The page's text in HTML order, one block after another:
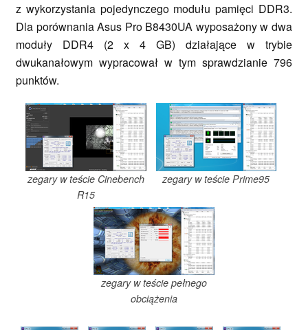
z wykorzystania pojedynczego modułu pamięci DDR3.
Dla porównania Asus Pro B8430UA wyposażony w dwa
moduły DDR4 (2 x 4 GB) działające w trybie
dwukanałowym wypracował w tym sprawdzianie 796
punktów.
zegary w teście Cinebench
R15
zegary w teście Prime95
zegary w teście pełnego
obciążenia